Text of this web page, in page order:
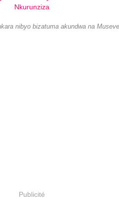
nibyo bizatuma akundwa na
Publicité